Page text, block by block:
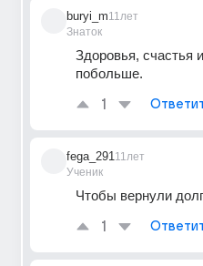
buryi_m
Знаток
11лет
Здоровья, счастья
побольше.
1
fega_291
Ученик
11лет
Чтобы вернули
1